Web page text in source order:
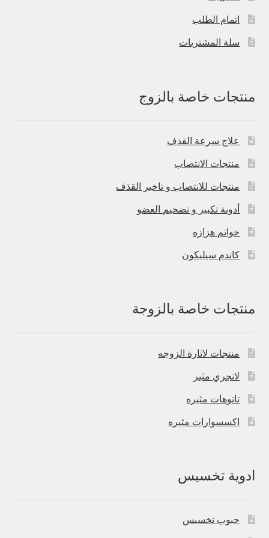
اتمام الطلب
سلة المشتريات
منتجات خاصة بالزوج
علاج سرعة القذف
منتجات الانتصاب
منتجات للانتصاب و تاخير القذف
أدوية تكبير و تضخيم العضو
خواتم هزازه
كاندم سيليكون
منتجات خاصة بالزوجة
منتجات لاثارة الزوجه
لانجري مثير
تاتوهات مثيره
اكسسوارات مثيره
ادوية تخسيس
حبوب تخسيس